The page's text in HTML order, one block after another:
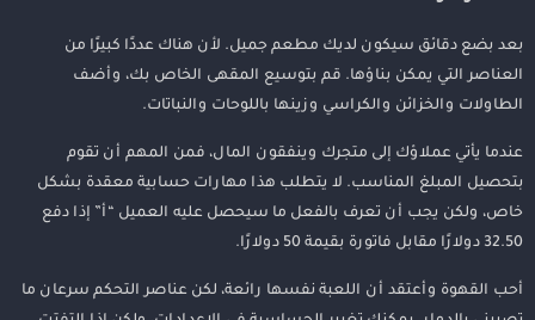
بعد بضع دقائق سيكون لديك مطعم جميل. لأن هناك عددًا كبيرًا من
العناصر التي يمكن بناؤها. قم بتوسيع المقهى الخاص بك، وأضف
الطاولات والخزائن والكراسي وزينها باللوحات والنباتات.
عندما يأتي عملاؤك إلى متجرك وينفقون المال، فمن المهم أن تقوم
بتحصيل المبلغ المناسب. لا يتطلب هذا مهارات حسابية معقدة بشكل
خاص، ولكن يجب أن تعرف بالفعل ما سيحصل عليه العميل “أ” إذا دفع
32.50 دولارًا مقابل فاتورة بقيمة 50 دولارًا.
أحب القهوة وأعتقد أن اللعبة نفسها رائعة، لكن عناصر التحكم سرعان ما